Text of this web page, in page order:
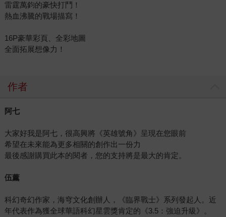
雷霆萬鈞的豪快打鬥！
熱血沸騰的戰場描寫！
16P豪華彩頁、全彩地圖
全面拓展想像力！
作者
阿七
大家好我是阿七，很高興將《英雄號角》呈現在您眼前
希望在未來能為更多相關的創作出一份力
最後感謝購買此本的閱者，您的支持將是最大的肯定。
伍薰
科幻奇幻作家，海穹文化創辦人，《臨界戰士》系列發起人。近
年代表作為獲全球華語科幻星雲獎肯定的《3.5：強迫升級》。